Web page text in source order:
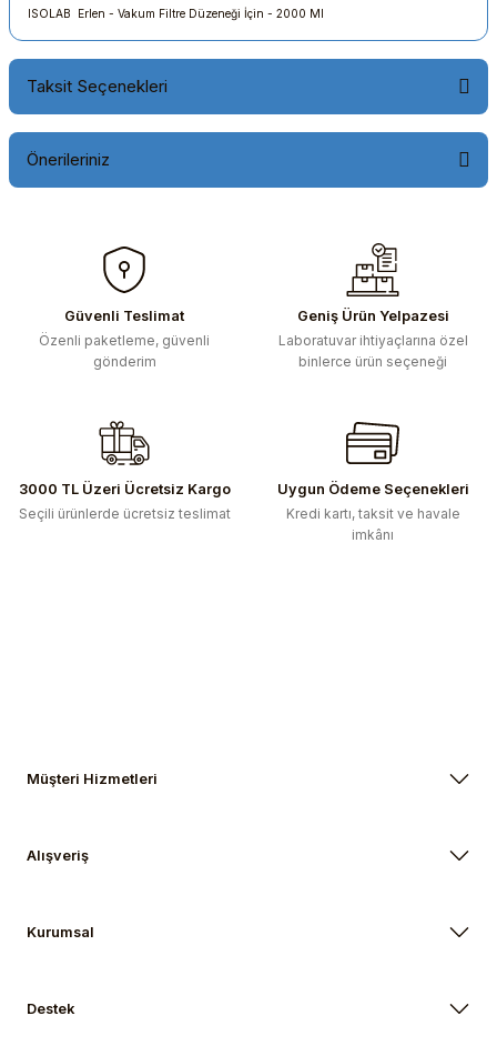
ISOLAB Erlen - Vakum Filtre Düzeneği İçin - 2000 Ml
Taksit Seçenekleri
Önerileriniz
konularda yetersiz gördüğünüz noktaları öneri formunu
kullanarak tarafımıza iletebilirsiniz.
Görüş ve önerileriniz için teşekkür ederiz.
Ürün resmi kalitesiz, bozuk veya görüntülenemiyor.
Ürün fiyatı diğer sitelerden daha pahalı.
Bu ürüne benzer farklı alternatifler olmalı.
Güvenli Teslimat
Özenli paketleme, güvenli
gönderim
Geniş Ürün Yelpazesi
Laboratuvar ihtiyaçlarına özel
binlerce ürün seçeneği
3000 TL Üzeri Ücretsiz Kargo
Seçili ürünlerde ücretsiz teslimat
Uygun Ödeme Seçenekleri
Kredi kartı, taksit ve havale
imkânı
Müşteri Hizmetleri
Alışveriş
Kurumsal
Destek